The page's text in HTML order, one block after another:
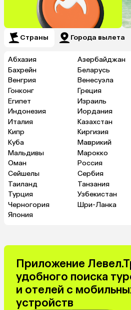
Страны Города вылета
Абхазия Азербайджан
Бахрейн
Беларусь
Венгрия
Венесуэла
Гонконг
Греция
Египет
Израиль
Индонезия
Иордания
Италия
Казахстан
Кипр
Киргизия
Куба
Маврикий
Мальдивы
Марокко
Оман
Россия
Сейшелы
Сербия
Таиланд
Танзания
Турция
Узбекистан
Черногория
Шри-Ланка
Япония
Приложение
удобного поиска
и отелей с
устройств